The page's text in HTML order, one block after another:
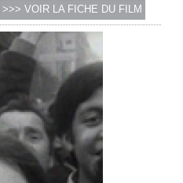
>>> VOIR LA FICHE DU FILM